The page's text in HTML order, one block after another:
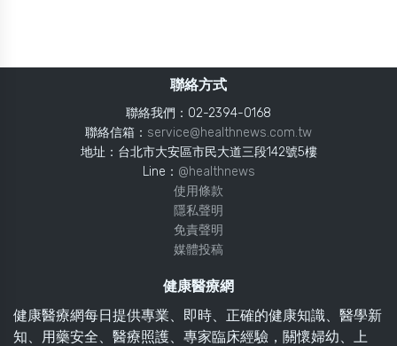
聯絡方式
聯絡我們：02-2394-0168
聯絡信箱： service@healthnews.com.tw
地址：台北市大安區市民大道三段142號5樓
Line： @healthnews
使用條款
隱私聲明
免責聲明
媒體投稿
健康醫療網
健康醫療網每日提供專業、即時、正確的健康知識、醫學新
知、用藥安全、醫療照護、專家臨床經驗，關懷婦幼、上